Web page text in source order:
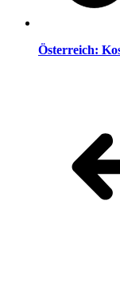
Österreich: